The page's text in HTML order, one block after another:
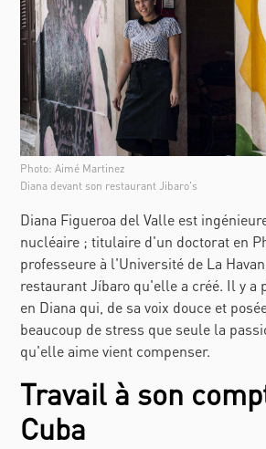
Photo: Aimé Martinez
Diana devant son restaurant Jibaro's
Diana Figueroa del Valle est
nucléaire ; titulaire d'un doctorat en
professeure à l'Université de La
restaurantJíbaro qu'elle a créé. Il y a
en Diana qui, de sa voix douce et
beaucoup de stress que seule la
qu'elle aime vient compenser.
Travail à son
Cuba